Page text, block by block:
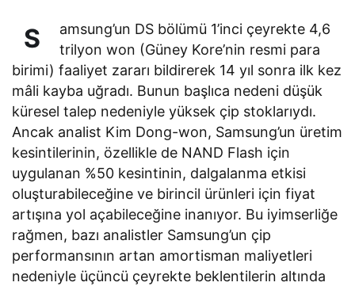
S
amsung’un DS bölümü 1’inci çeyrekte 4,6
trilyon won (Güney Kore’nin resmi para
birimi) faaliyet zararı bildirerek 14 yıl sonra ilk kez
mâli kayba uğradı. Bunun başlıca nedeni düşük
küresel talep nedeniyle yüksek çip stoklarıydı.
Ancak analist Kim Dong-won, Samsung’un üretim
kesintilerinin, özellikle de NAND Flash için
uygulanan %50 kesintinin, dalgalanma etkisi
oluşturabileceğine ve birincil ürünleri için fiyat
artışına yol açabileceğine inanıyor. Bu iyimserliğe
rağmen, bazı analistler Samsung’un çip
performansının artan amortisman maliyetleri
nedeniyle üçüncü çeyrekte beklentilerin altında